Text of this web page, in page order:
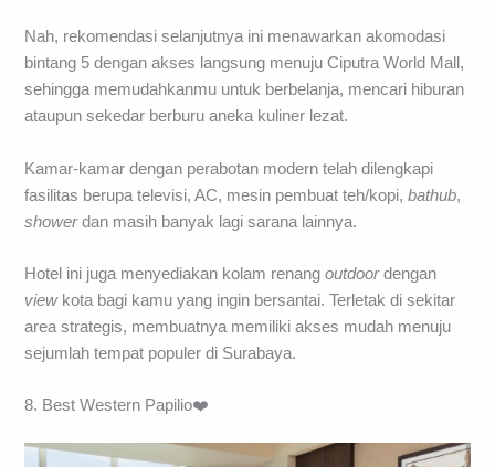
Nah, rekomendasi selanjutnya ini menawarkan akomodasi
bintang 5 dengan akses langsung menuju Ciputra World Mall,
sehingga memudahkanmu untuk berbelanja, mencari hiburan
ataupun sekedar berburu aneka kuliner lezat.
Kamar-kamar dengan perabotan modern telah dilengkapi
fasilitas berupa televisi, AC, mesin pembuat teh/kopi,bathub,
showerdan masih banyak lagi sarana lainnya.
Hotel ini juga menyediakan kolam renangoutdoordengan
viewkota bagi kamu yang ingin bersantai. Terletak di sekitar
area strategis, membuatnya memiliki akses mudah menuju
sejumlah tempat populer di Surabaya.
8. Best Western Papilio❤️